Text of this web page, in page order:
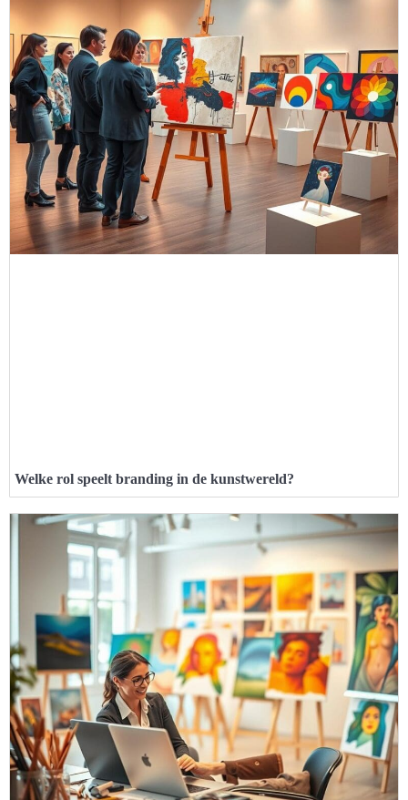
Welke rol speelt branding in de kunstwereld?